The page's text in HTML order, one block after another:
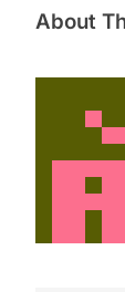
About